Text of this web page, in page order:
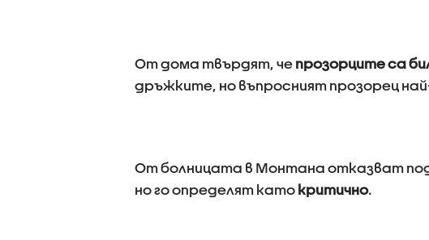
От дома твърдят, че прозорците са
дръжките, но въпросният прозорец
От болницата в Монтана отказват
но го определят като критично.